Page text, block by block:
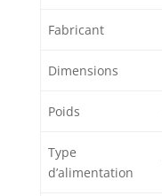
Fabricant
Dimensions
Poids
Type
d’alimentation